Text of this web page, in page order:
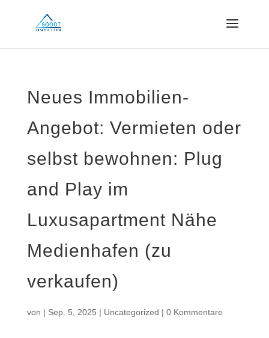
Neues Immobilien-
Angebot: Vermieten oder
selbst bewohnen: Plug
and Play im
Luxusapartment Nähe
Medienhafen (zu
verkaufen)
von | Sep. 5, 2025 | Uncategorized | 0 Kommentare